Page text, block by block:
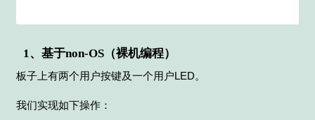
1、基于non-OS（裸机编程）
板子上有两个用户按键及一个用户LED。
我们实现如下操作：